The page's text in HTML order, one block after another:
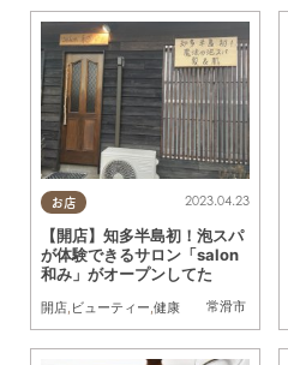
お店
常滑市
2023.04.23
【開店】知多半島初！泡スパ
が体験できるサロン「salon
和み」がオープンしてた
開店, ビューティー,健康